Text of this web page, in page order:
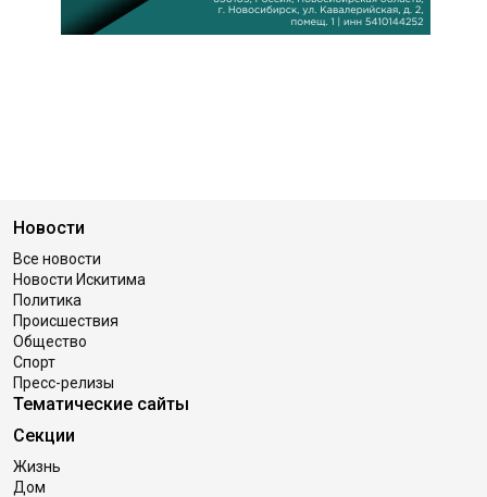
Новости
Все новости
Новости Искитима
Политика
Происшествия
Общество
Спорт
Пресс-релизы
Тематические сайты
Секции
Жизнь
Дом